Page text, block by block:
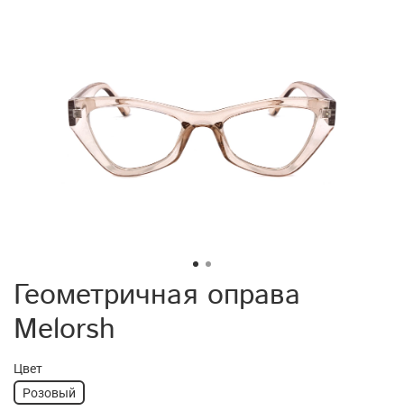
Геометричная оправа
Melorsh
Цвет
Розовый